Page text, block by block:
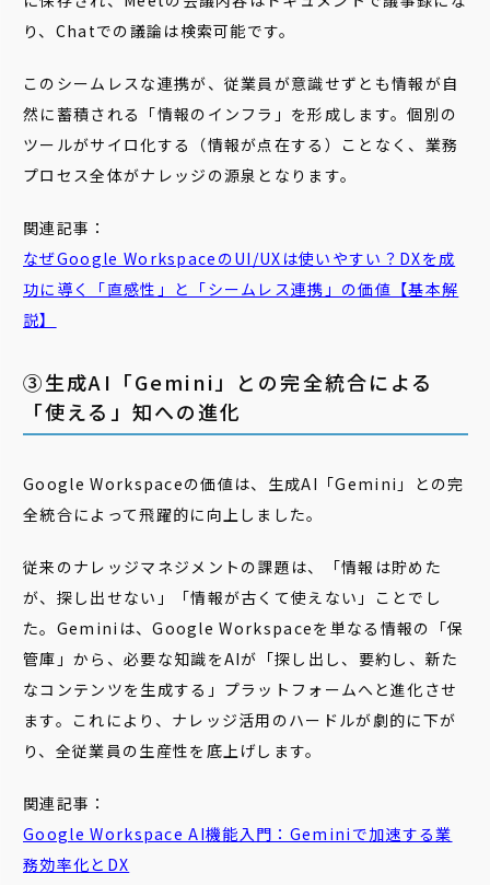
り、Chatでの議論は検索可能です。
このシームレスな連携が、従業員が意識せずとも情報が自
然に蓄積される「情報のインフラ」を形成します。個別の
ツールがサイロ化する（情報が点在する）ことなく、業務
プロセス全体がナレッジの源泉となります。
関連記事：
なぜGoogle WorkspaceのUI/UXは使いやすい？DXを成
功に導く「直感性」と「シームレス連携」の価値【基本解
説】
③生成AI「Gemini」との完全統合による
「使える」知への進化
Google Workspaceの価値は、生成AI「Gemini」との完
全統合によって飛躍的に向上しました。
従来のナレッジマネジメントの課題は、「情報は貯めた
が、探し出せない」「情報が古くて使えない」ことでし
た。Geminiは、Google Workspaceを単なる情報の「保
管庫」から、必要な知識をAIが「探し出し、要約し、新た
なコンテンツを生成する」プラットフォームへと進化させ
ます。これにより、ナレッジ活用のハードルが劇的に下が
り、全従業員の生産性を底上げします。
関連記事：
Google Workspace AI機能入門：Geminiで加速する業
務効率化とDX